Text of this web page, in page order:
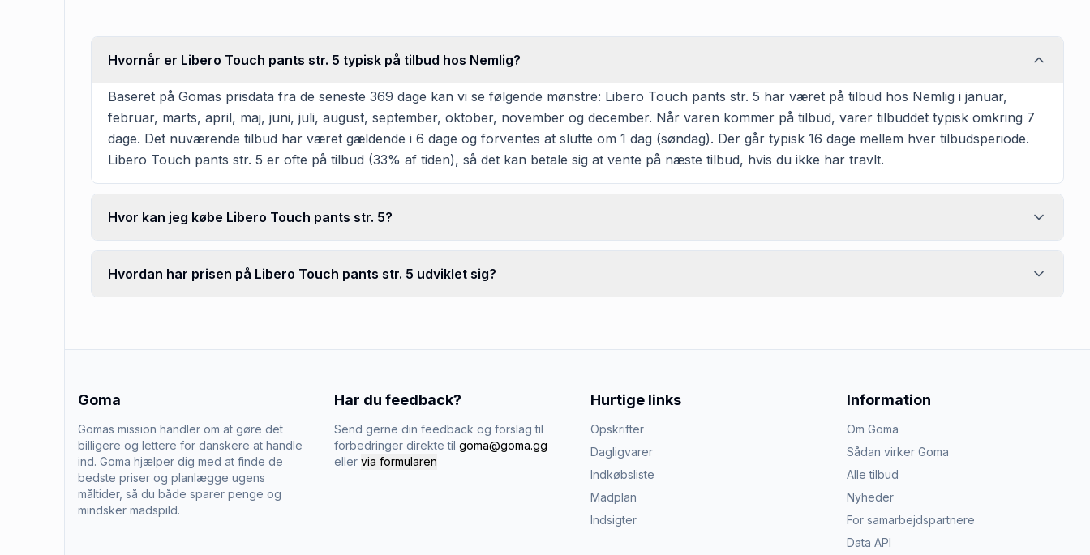
Hvornår er Libero Touch pants str. 5 typisk på tilbud hos Nemlig?
Baseret på Gomas prisdata fra de seneste 369 dage kan vi se følgende mønstre: Libero Touch pants str. 5 har været på tilbud hos Nemlig i januar,
februar, marts, april, maj, juni, juli, august, september, oktober, november og december. Når varen kommer på tilbud, varer tilbuddet typisk omkring 7
dage. Det nuværende tilbud har været gældende i 6 dage og forventes at slutte om 1 dag (søndag). Der går typisk 16 dage mellem hver tilbudsperiode.
Libero Touch pants str. 5 er ofte på tilbud (33% af tiden), så det kan betale sig at vente på næste tilbud, hvis du ikke har travlt.
Hvor kan jeg købe Libero Touch pants str. 5?
Hvordan har prisen på Libero Touch pants str. 5 udviklet sig?
Goma
Gomas mission handler om at gøre det
billigere og lettere for danskere at handle
ind. Goma hjælper dig med at finde de
bedste priser og planlægge ugens
måltider, så du både sparer penge og
mindsker madspild.
Har du feedback?
Send gerne din feedback og forslag til
forbedringer direkte til goma@goma.gg
eller via formularen
Hurtige links
Opskrifter
Dagligvarer
Indkøbsliste
Madplan
Indsigter
Information
Om Goma
Sådan virker Goma
Alle tilbud
Nyheder
For samarbejdspartnere
Data API